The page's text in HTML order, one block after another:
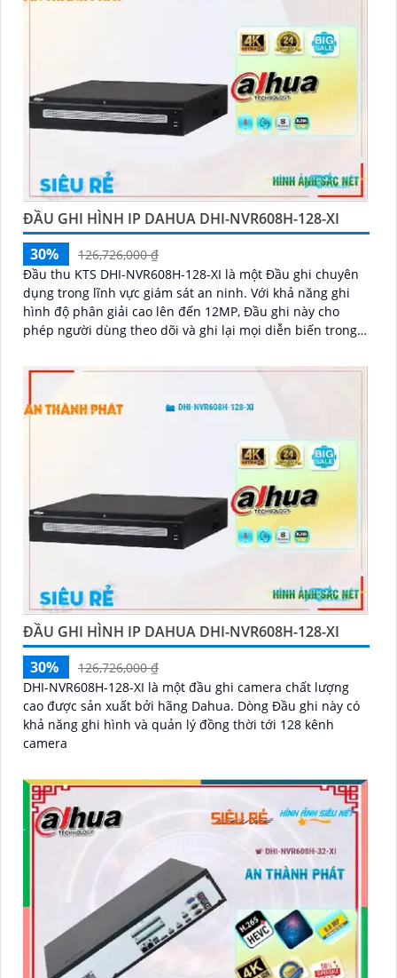
ĐẦU GHI HÌNH IP DAHUA DHI-NVR608H-128-XI
30%
126,726,000 ₫
Đầu thu KTS DHI-NVR608H-128-XI là một Đầu ghi chuyên
dụng trong lĩnh vực giám sát an ninh. Với khả năng ghi
hình độ phân giải cao lên đến 12MP, Đầu ghi này cho
phép người dùng theo dõi và ghi lại mọi diễn biến trong
ĐẦU GHI HÌNH IP DAHUA DHI-NVR608H-128-XI
30%
126,726,000 ₫
DHI-NVR608H-128-XI là một đầu ghi camera chất lượng
cao được sản xuất bởi hãng Dahua. Dòng Đầu ghi này có
khả năng ghi hình và quản lý đồng thời tới 128 kênh
camera